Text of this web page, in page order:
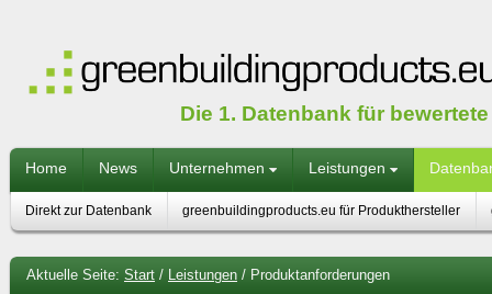
Die 1. Datenbank für
Home News Unternehmen Leistungen
Direkt zur Datenbank greenbuildingproducts.eu für Produkthersteller
Aktuelle Seite: Start / Leistungen / Produktanforderungen